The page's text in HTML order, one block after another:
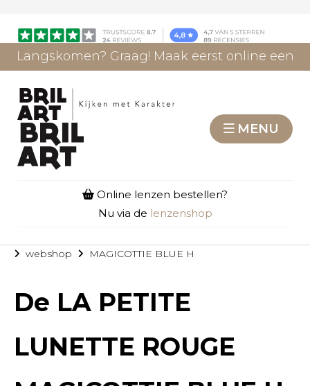
Langskomen? Graag! Maak eerst online een
MENU
Online lenzen bestellen?
Nu via de lenzenshop
webshop MAGICOTTIE BLUE H
De LA PETITE
LUNETTE ROUGE